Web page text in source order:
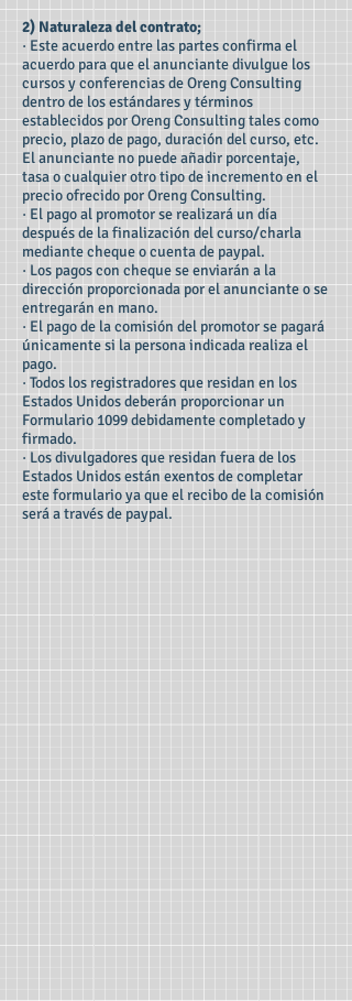
2) Naturaleza del contrato;
· Este acuerdo entre las partes confirma el
acuerdo para que el anunciante divulgue los
cursos y conferencias de Oreng Consulting
dentro de los estándares y términos
establecidos por Oreng Consulting tales como
precio, plazo de pago, duración del curso, etc.
El anunciante no puede añadir porcentaje,
tasa o cualquier otro tipo de incremento en el
precio ofrecido por Oreng Consulting.
· El pago al promotor se realizará un día
después de la finalización del curso/charla
mediante cheque o cuenta de paypal.
· Los pagos con cheque se enviarán a la
dirección proporcionada por el anunciante o se
entregarán en mano.
· El pago de la comisión del promotor se pagará
únicamente si la persona indicada realiza el
pago.
· Todos los registradores que residan en los
Estados Unidos deberán proporcionar un
Formulario 1099 debidamente completado y
firmado.
· Los divulgadores que residan fuera de los
Estados Unidos están exentos de completar
este formulario ya que el recibo de la comisión
será a través de paypal.